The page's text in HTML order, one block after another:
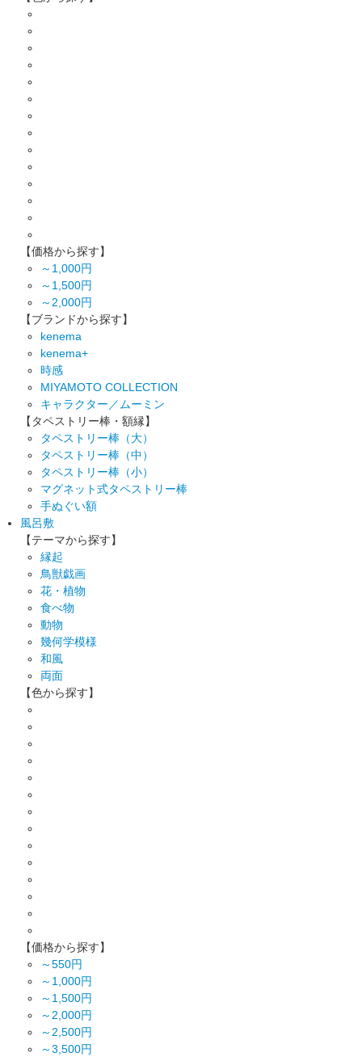
【価格から探す】
～1,000円
～1,500円
～2,000円
【ブランドから探す】
kenema
kenema+
時感
MIYAMOTO COLLECTION
キャラクター／ムーミン
【タペストリー棒・額縁】
タペストリー棒（大）
タペストリー棒（中）
タペストリー棒（小）
マグネット式タペストリー棒
手ぬぐい額
風呂敷
【テーマから探す】
縁起
鳥獣戯画
花・植物
食べ物
動物
幾何学模様
和風
両面
【色から探す】
【価格から探す】
～550円
～1,000円
～1,500円
～2,000円
～2,500円
～3,500円